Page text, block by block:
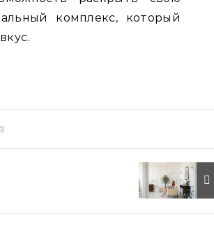
комплекс, который